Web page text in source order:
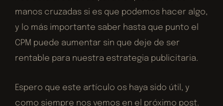
manos cruzadas si es que podemos hacer algo,
y lo más importante saber hasta que punto el
CPM puede aumentar sin que deje de ser
rentable para nuestra estrategia publicitaria.
Espero que este artículo os haya sido útil, y
como siempre nos vemos en el próximo post.